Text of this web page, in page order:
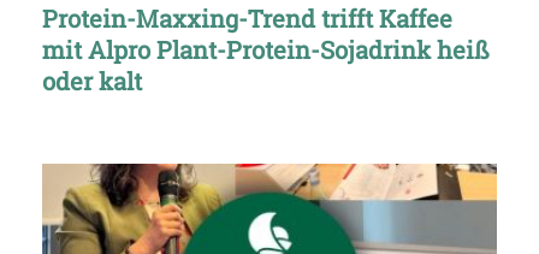
Protein-Maxxing-Trend trifft Kaffee
mit Alpro Plant-Protein-Sojadrink heiß
oder kalt